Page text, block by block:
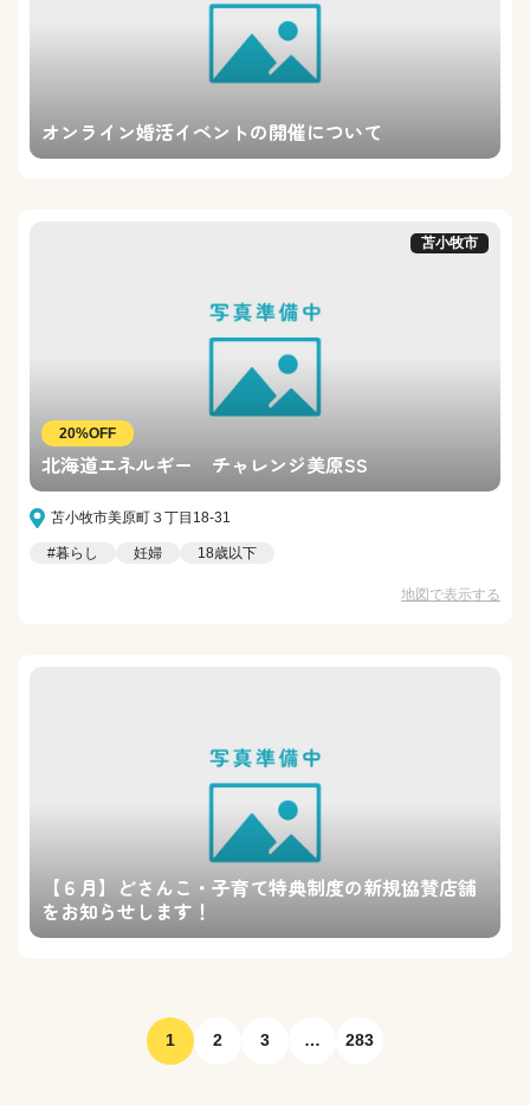
オンライン婚活イベントの開催について
苫小牧市
20%OFF
北海道エネルギー チャレンジ美原SS
苫小牧市美原町３丁目18-31
#暮らし 妊婦 18歳以下
地図で表示する
【６月】どさんこ・子育て特典制度の新規協賛店舗
をお知らせします！
1 2 3 … 283